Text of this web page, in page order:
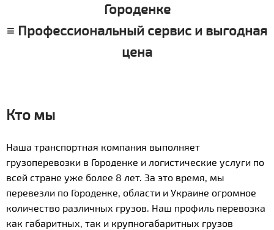
Городенке
≡ Профессиональный сервис и выгодная
цена
Кто мы
Наша транспортная компания выполняет
грузоперевозки в Городенке и логистические услуги по
всей стране уже более 8 лет. За это время, мы
перевезли по Городенке, области и Украине огромное
количество различных грузов. Наш профиль перевозка
как габаритных, так и крупногабаритных грузов